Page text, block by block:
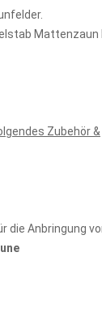
Zubehör &
die Anbringung